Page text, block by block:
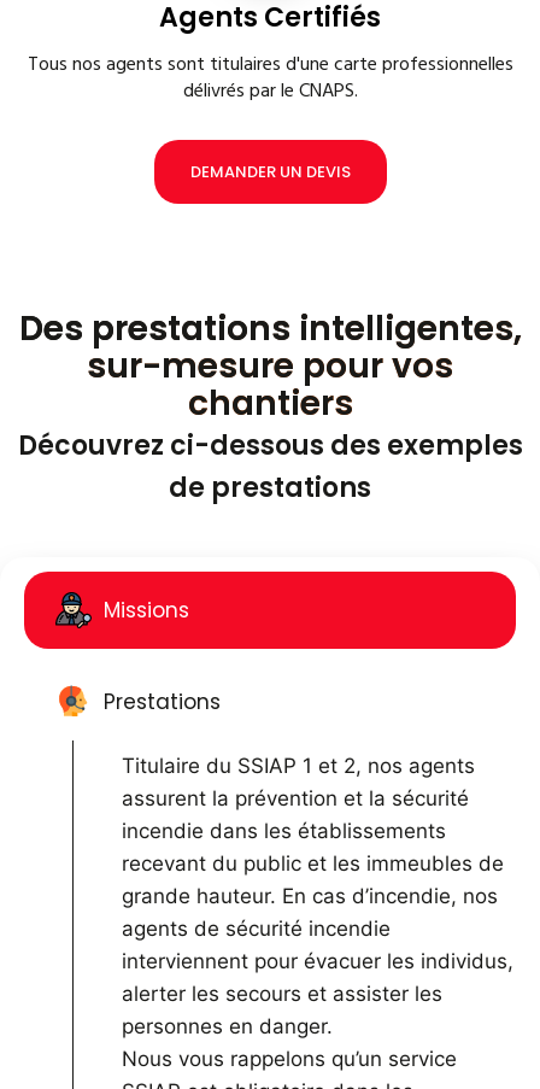
Agents Certifiés
Tous nos agents sont titulaires d'une carte professionnelles
délivrés par le CNAPS.
DEMANDER UN DEVIS
Des prestations intelligentes,
sur-mesure pour vos
chantiers
Découvrez ci-dessous des exemples
de prestations
Missions
Prestations
Titulaire du SSIAP 1 et 2, nos agents
assurent la prévention et la sécurité
incendie dans les établissements
recevant du public et les immeubles de
grande hauteur. En cas d’incendie, nos
agents de sécurité incendie
interviennent pour évacuer les individus,
alerter les secours et assister les
personnes en danger.
Nous vous rappelons qu’un service